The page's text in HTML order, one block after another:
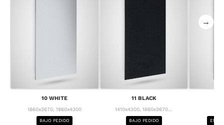
10 WHITE
1860x3670, 1860x4300
BAJO PEDIDO
11 BLACK
1410x4300, 1860x3670...
BAJO PEDIDO
→